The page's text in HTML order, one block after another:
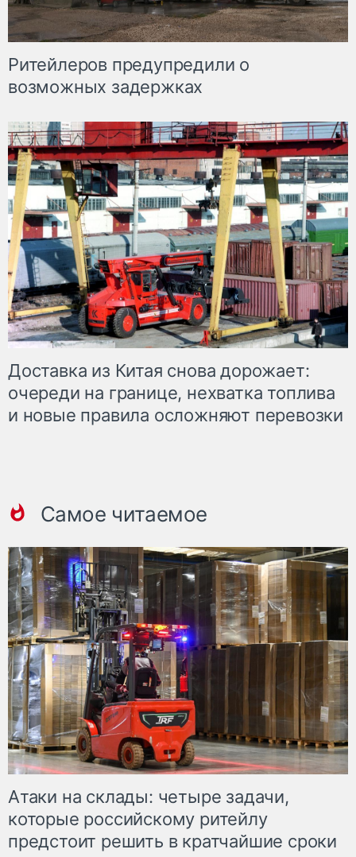
Ритейлеров предупредили о
возможных задержках
Доставка из Китая снова дорожает:
очереди на границе, нехватка топлива
и новые правила осложняют перевозки
Самое читаемое
Атаки на склады: четыре задачи,
которые российскому ритейлу
предстоит решить в кратчайшие сроки